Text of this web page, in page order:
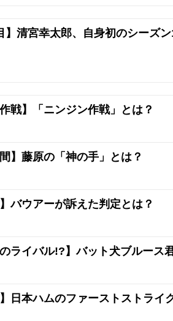
】清宮幸太郎、自身初のシーズ
作戦】「ニンジン作戦」とは？
】藤原の「神の手」とは？
】バウアーが訴えた判定とは？
のライバル!?】バット犬ブルース
】日本ハムのファーストストライ